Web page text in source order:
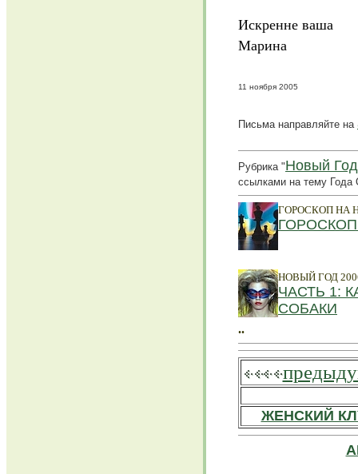
Искренне ваша
Марина
11 ноября 2005
Письма направляйте на
Рубрика "Новый
ссылками на тему Года
ГОРОСКОП НА
..
НОВЫЙ ГОД
ЧАСТЬ 1:
СОБАКИ
ЖЕНСКИЙ